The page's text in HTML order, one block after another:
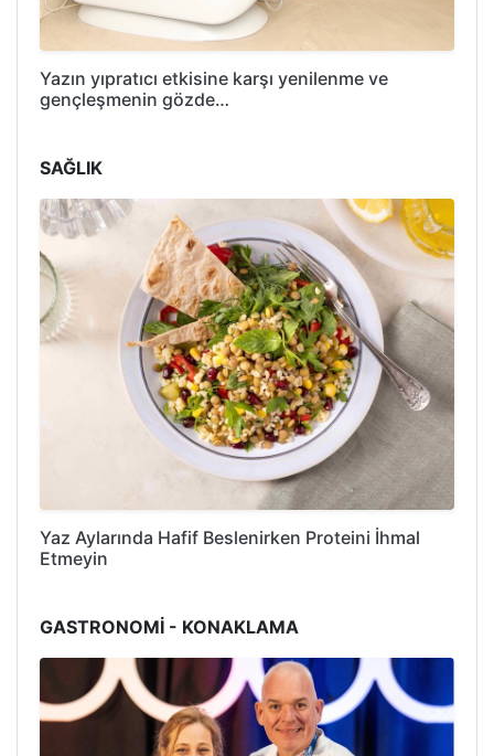
Yazın yıpratıcı etkisine karşı yenilenme ve
gençleşmenin gözde…
SAĞLIK
Yaz Aylarında Hafif Beslenirken Proteini İhmal
Etmeyin
GASTRONOMİ - KONAKLAMA